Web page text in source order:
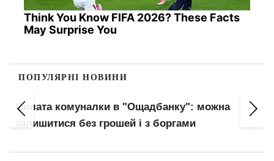
Think You Know FIFA 2026? These Facts
May Surprise You
ПОПУЛЯРНІ НОВИНИ
Правила виплати відпускних змінилися:
головний нюанс для працівників